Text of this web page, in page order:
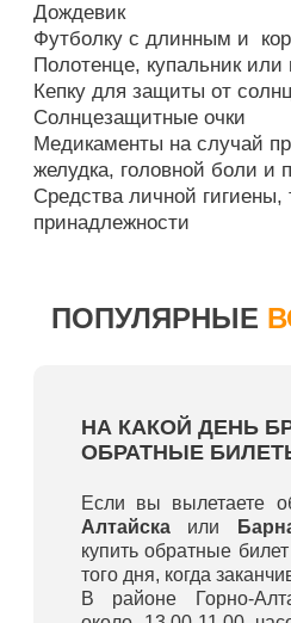
Дождевик
Футболку с длинным и
Полотенце, купальник или
Кепку для защиты от
Солнцезащитные очки
Медикаменты на случай
желудка, головной боли и
Средства личной гигиены,
принадлежности
ПОПУЛЯРНЫЕ
НА КАКОЙ ДЕНЬ
ОБРАТНЫЕ
Если вы вылетаете
Алтайска или
купить обратные
того дня, когда
В районе Горно-